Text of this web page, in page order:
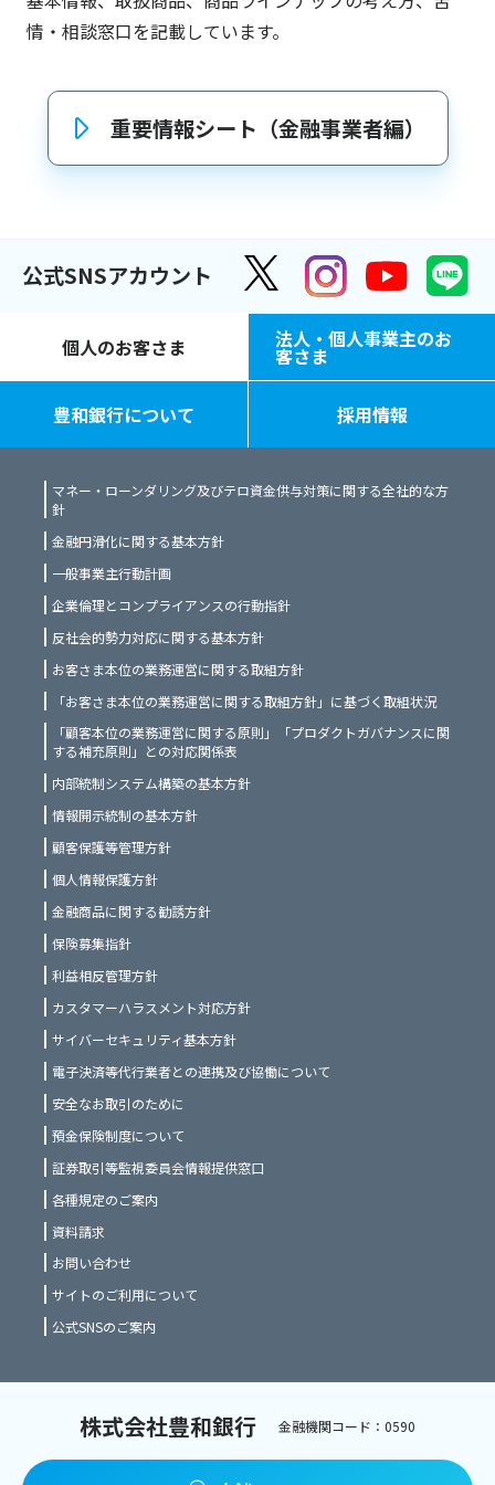
情・相談窓口を記載しています。
重要情報シート（金融事業者編）
公式SNSアカウント
個人のお客さま 法人・個人事業主のお
客さま
豊和銀行について 採用情報
マネー・ローンダリング及びテロ資金供与対策に関する全社的な方
針
金融円滑化に関する基本方針
一般事業主行動計画
企業倫理とコンプライアンスの行動指針
反社会的勢力対応に関する基本方針
お客さま本位の業務運営に関する取組方針
「お客さま本位の業務運営に関する取組方針」に基づく取組状況
「顧客本位の業務運営に関する原則」「プロダクトガバナンスに関
する補充原則」との対応関係表
内部統制システム構築の基本方針
情報開示統制の基本方針
顧客保護等管理方針
個人情報保護方針
金融商品に関する勧誘方針
保険募集指針
利益相反管理方針
カスタマーハラスメント対応方針
サイバーセキュリティ基本方針
電子決済等代行業者との連携及び協働について
安全なお取引のために
預金保険制度について
証券取引等監視委員会情報提供窓口
各種規定のご案内
資料請求
お問い合わせ
サイトのご利用について
公式SNSのご案内
株式会社豊和銀行 金融機関コード：0590